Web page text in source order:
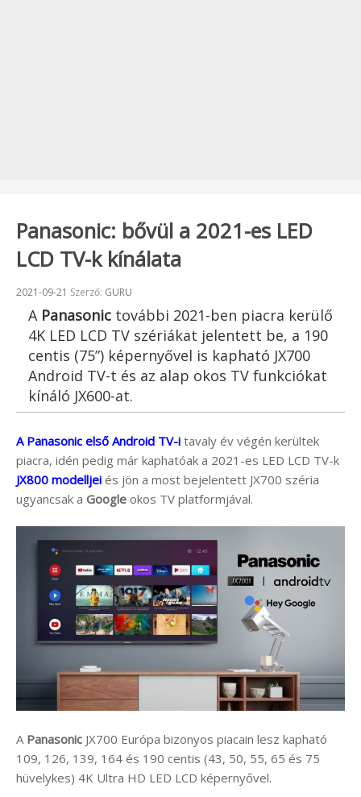
Panasonic: bővül a 2021-es LED
LCD TV-k kínálata
Beküldve:
2021-09-21 Szerző: GURU
A Panasonic további 2021-ben piacra kerülő
4K LED LCD TV szériákat jelentett be, a 190
centis (75”) képernyővel is kapható JX700
Android TV-t és az alap okos TV funkciókat
kínáló JX600-at.
A Panasonic első Android TV-i tavaly év végén kerültek
piacra, idén pedig már kaphatóak a 2021-es LED LCD TV-k
JX800 modelljei és jön a most bejelentett JX700 széria
ugyancsak a Google okos TV platformjával.
A Panasonic JX700 Európa bizonyos piacain lesz kapható
109, 126, 139, 164 és 190 centis (43, 50, 55, 65 és 75
hüvelykes) 4K Ultra HD LED LCD képernyővel.